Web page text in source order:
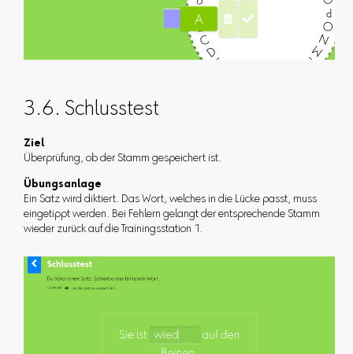
3.6. Schlusstest
Ziel
Überprüfung, ob der Stamm gespeichert ist.
Übungsanlage
Ein Satz wird diktiert. Das Wort, welches in die Lücke passt, muss
eingetippt werden. Bei Fehlern gelangt der entsprechende Stamm
wieder zurück auf die Trainingsstation 1.